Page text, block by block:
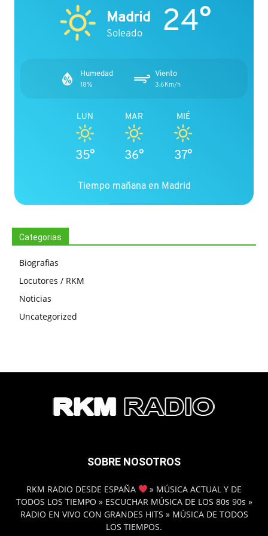
Madrid
Soleado 24°
Humedad
18%
Viento
3.6Km/h
LUN
35°
MAR
36°
MIÉ
37°
Tiempo mañana en Madrid
Categorias
Biografias
Locutores / RKM
Noticias
Uncategorized
SOBRE NOSOTROS
RKM RADIO DESDE ESPAÑA
» MÚSICA ACTUAL Y DE
TODOS LOS TIEMPO » ESCUCHAR MÚSICA DE LOS 80s 90s »
RADIO EN VIVO CON GRANDES HITS » MÚSICA DE TODOS
LOS TIEMPOS.